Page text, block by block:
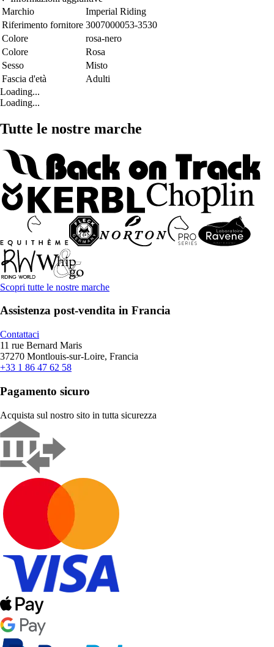
Marchio
Imperial Riding
Riferimento fornitore 3007000053-3530
Colore
rosa-nero
Colore
Rosa
Sesso
Misto
Fascia d'età
Adulti
Loading...
Loading...
Tutte le nostre marche
Scopri tutte le nostre marche
Assistenza post-vendita in Francia
Contattaci
11 rue Bernard Maris
37270 Montlouis-sur-Loire, Francia
+33 1 86 47 62 58
Pagamento sicuro
Acquista sul nostro sito in tutta sicurezza